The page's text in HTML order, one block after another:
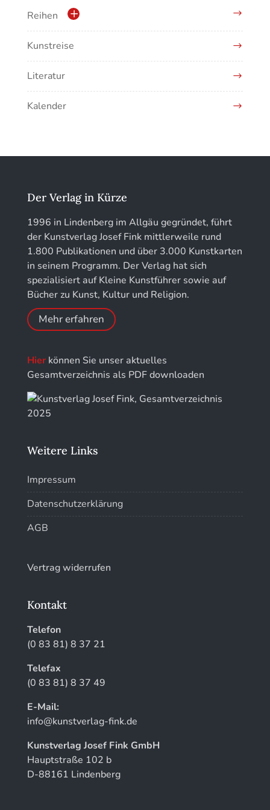
Kunstführer E
Kunstführer H
Kunstführer K
Kunstführer M
Kunstführer NO
Kunstführer PQ
Kunstführer R
Kunstführer Sch
Kunstführer St
Krippen
Musikgeschichte
Reihen
Schriftenreihe des Bayerischen Landesamtes
löhe:porträts
Jahresschriften der DGC Deutsche Gesellschaft
für Chronometrie
Jahrbuch der Stiftung Thüringer Schlösser und
Gärten
Kunstreise
Literatur
Kalender
Der Verlag in Kürze
1996 in Lindenberg im Allgäu gegründet, führt
der Kunstverlag Josef Fink mittlerweile rund
1.800 Publikationen und über 3.000 Kunstkarten
in seinem Programm. Der Verlag hat sich
spezialisiert auf Kleine Kunstführer sowie auf
Bücher zu Kunst, Kultur und Religion.
Mehr erfahren
Hierkönnen Sie unser aktuelles
Gesamtverzeichnis als PDF downloaden
Weitere Links
Impressum
Datenschutzerklärung
AGB
Vertrag widerrufen
Kontakt
Telefon
(0 83 81) 8 37 21
Telefax
(0 83 81) 8 37 49
E-Mail:
info@kunstverlag-fink.de
Kunstverlag Josef Fink GmbH
Hauptstraße 102 b
D-88161 Lindenberg